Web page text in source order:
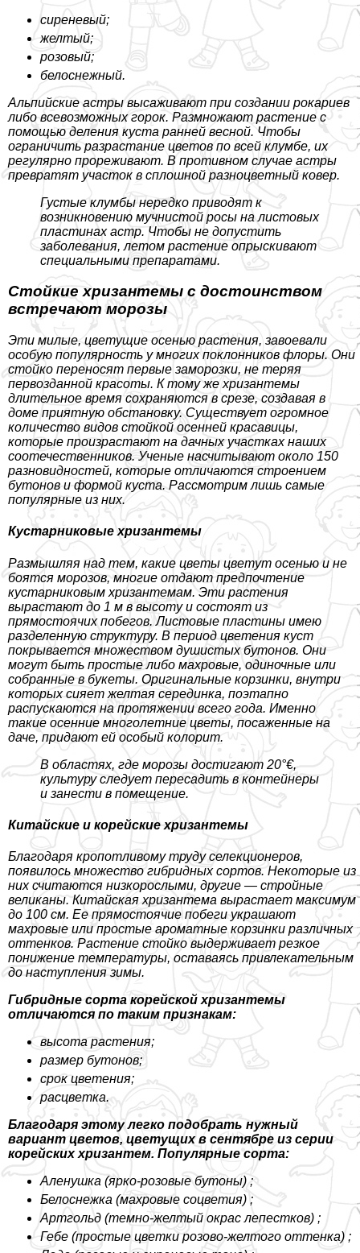
сиреневый;
желтый;
розовый;
белоснежный.
Альпийские астры высаживают при создании рокариев
либо всевозможных горок. Размножают растение с
помощью деления куста ранней весной. Чтобы
ограничить разрастание цветов по всей клумбе, их
регулярно прореживают. В противном случае астры
превратят участок в сплошной разноцветный ковер.
Густые клумбы нередко приводят к
возникновению мучнистой росы на листовых
пластинах астр. Чтобы не допустить
заболевания, летом растение опрыскивают
специальными препаратами.
Стойкие хризантемы с достоинством
встречают морозы
Эти милые, цветущие осенью растения, завоевали
особую популярность у многих поклонников флоры. Они
стойко переносят первые заморозки, не теряя
первозданной красоты. К тому же хризантемы
длительное время сохраняются в срезе, создавая в
доме приятную обстановку. Существует огромное
количество видов стойкой осенней красавицы,
которые произрастают на дачных участках наших
соотечественников. Ученые насчитывают около 150
разновидностей, которые отличаются строением
бутонов и формой куста. Рассмотрим лишь самые
популярные из них.
Кустарниковые хризантемы
Размышляя над тем, какие цветы цветут осенью и не
боятся морозов, многие отдают предпочтение
кустарниковым хризантемам. Эти растения
вырастают до 1 м в высоту и состоят из
прямостоячих побегов. Листовые пластины имею
разделенную структуру. В период цветения куст
покрывается множеством душистых бутонов. Они
могут быть простые либо махровые, одиночные или
собранные в букеты. Оригинальные корзинки, внутри
которых сияет желтая серединка, поэтапно
распускаются на протяжении всего года. Именно
такие осенние многолетние цветы, посаженные на
даче, придают ей особый колорит.
В областях, где морозы достигают 20°€,
культуру следует пересадить в контейнеры
и занести в помещение.
Китайские и корейские хризантемы
Благодаря кропотливому труду селекционеров,
появилось множество гибридных сортов. Некоторые из
них считаются низкорослыми, другие — стройные
великаны. Китайская хризантема вырастает максимум
до 100 см. Ее прямостоячие побеги украшают
махровые или простые ароматные корзинки различных
оттенков. Растение стойко выдерживает резкое
понижение температуры, оставаясь привлекательным
до наступления зимы.
Гибридные сорта корейской хризантемы
отличаются по таким признакам:
высота растения;
размер бутонов;
срок цветения;
расцветка.
Благодаря этому легко подобрать нужный
вариант цветов, цветущих в сентябре из серии
корейских хризантем. Популярные сорта:
Аленушка (ярко-розовые бутоны) ;
Белоснежка (махровые соцветия) ;
Артгольд (темно-желтый окрас лепестков) ;
Гебе (простые цветки розово-желтого оттенка) ;